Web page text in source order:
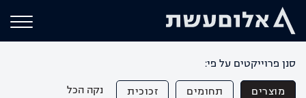
סנן פרוייקטים על פי:
מוצרים תחומים זכוכית נקה הכל